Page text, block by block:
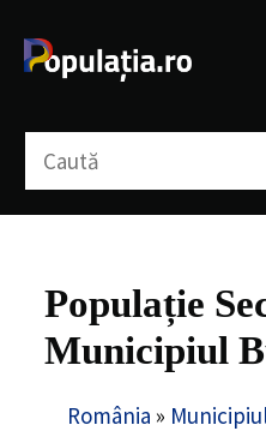
conținut
Populație
Municipiul
România »